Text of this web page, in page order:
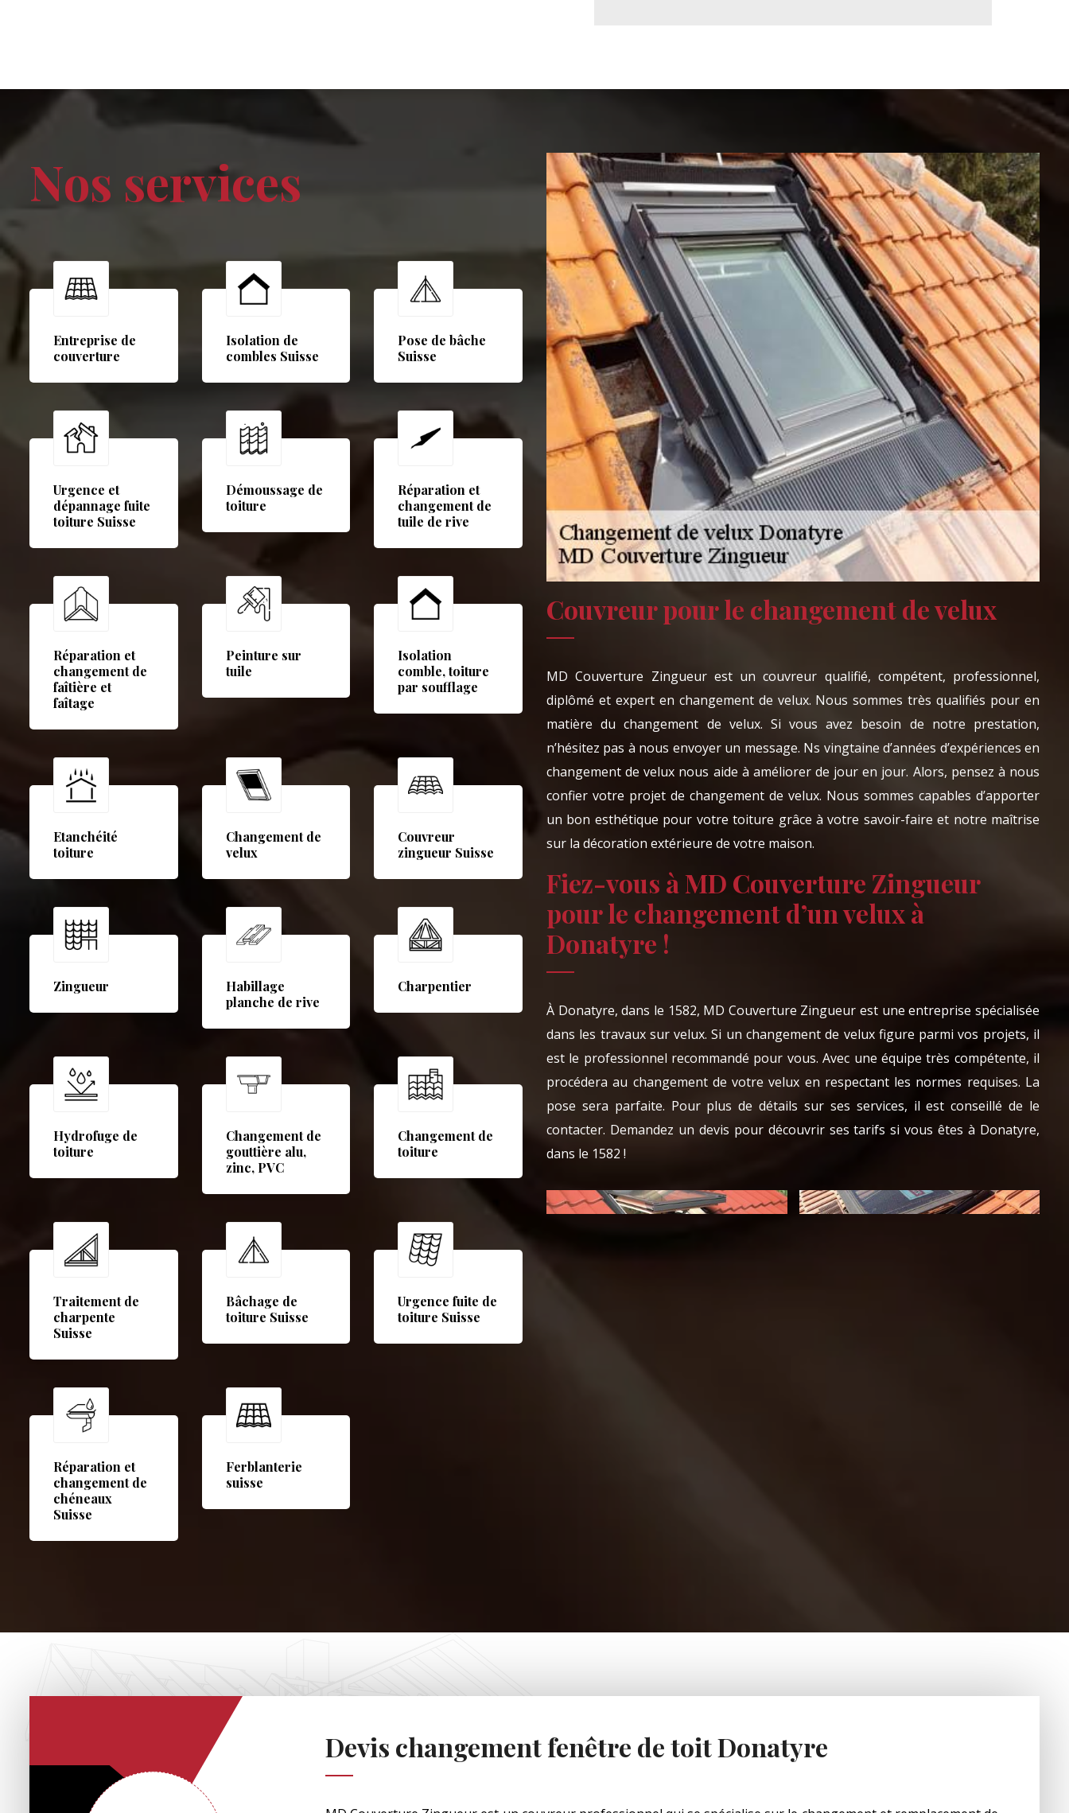
Nos services
Entreprise de
couverture
Isolation de
combles Suisse
Pose de bâche
Suisse
Urgence et
dépannage fuite
toiture Suisse
Démoussage de
toiture
Réparation et
changement de
tuile de rive
Réparation et
changement de
faîtière et
faîtage
Peinture sur
tuile
Isolation
comble, toiture
par soufflage
Etanchéité
toiture
Changement de
velux
Couvreur
zingueur Suisse
Zingueur
Habillage
planche de rive
Charpentier
Hydrofuge de
toiture
Changement de
gouttière alu,
zinc, PVC
Changement de
toiture
Traitement de
charpente
Suisse
Bâchage de
toiture Suisse
Urgence fuite de
toiture Suisse
Réparation et
changement de
chéneaux
Suisse
Ferblanterie
suisse
Couvreur pour le changement de velux
MD Couverture Zingueur est un couvreur qualifié, compétent, professionnel,
diplômé et expert en changement de velux. Nous sommes très qualifiés pour en
matière du changement de velux. Si vous avez besoin de notre prestation,
n’hésitez pas à nous envoyer un message. Ns vingtaine d’années d’expériences en
changement de velux nous aide à améliorer de jour en jour. Alors, pensez à nous
confier votre projet de changement de velux. Nous sommes capables d’apporter
un bon esthétique pour votre toiture grâce à votre savoir-faire et notre maîtrise
sur la décoration extérieure de votre maison.
Fiez-vous à MD Couverture Zingueur
pour le changement d’un velux à
Donatyre !
À Donatyre, dans le 1582, MD Couverture Zingueur est une entreprise spécialisée
dans les travaux sur velux. Si un changement de velux figure parmi vos projets, il
est le professionnel recommandé pour vous. Avec une équipe très compétente, il
procédera au changement de votre velux en respectant les normes requises. La
pose sera parfaite. Pour plus de détails sur ses services, il est conseillé de le
contacter. Demandez un devis pour découvrir ses tarifs si vous êtes à Donatyre,
dans le 1582 !
Devis changement fenêtre de toit Donatyre